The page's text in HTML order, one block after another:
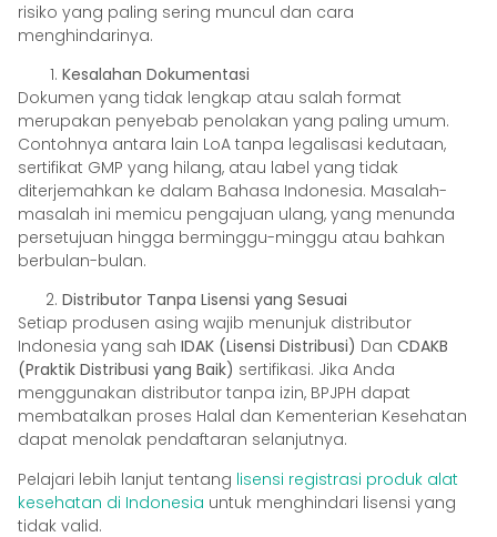
risiko yang paling sering muncul dan cara
menghindarinya.
Kesalahan Dokumentasi
Dokumen yang tidak lengkap atau salah format
merupakan penyebab penolakan yang paling umum.
Contohnya antara lain LoA tanpa legalisasi kedutaan,
sertifikat GMP yang hilang, atau label yang tidak
diterjemahkan ke dalam Bahasa Indonesia. Masalah-
masalah ini memicu pengajuan ulang, yang menunda
persetujuan hingga berminggu-minggu atau bahkan
berbulan-bulan.
Distributor Tanpa Lisensi yang Sesuai
Setiap produsen asing wajib menunjuk distributor
Indonesia yang sah IDAK (Lisensi Distribusi) Dan CDAKB
(Praktik Distribusi yang Baik) sertifikasi. Jika Anda
menggunakan distributor tanpa izin, BPJPH dapat
membatalkan proses Halal dan Kementerian Kesehatan
dapat menolak pendaftaran selanjutnya.
Pelajari lebih lanjut tentang lisensi registrasi produk alat
kesehatan di Indonesia untuk menghindari lisensi yang
tidak valid.